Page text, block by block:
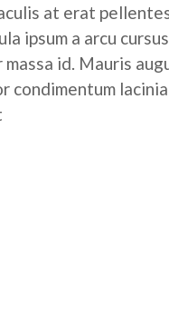
at erat
ipsum a arcu
id. Mauris